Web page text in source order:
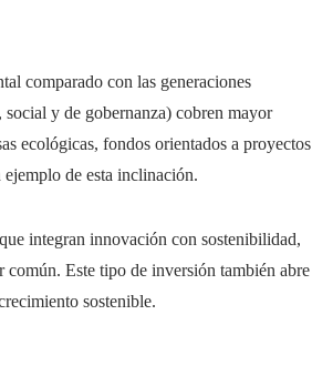
comparado con las generaciones
y de gobernanza) cobren mayor
ecológicas, fondos orientados a proyectos
de esta inclinación.
integran innovación con sostenibilidad,
Este tipo de inversión también abre
sostenible.